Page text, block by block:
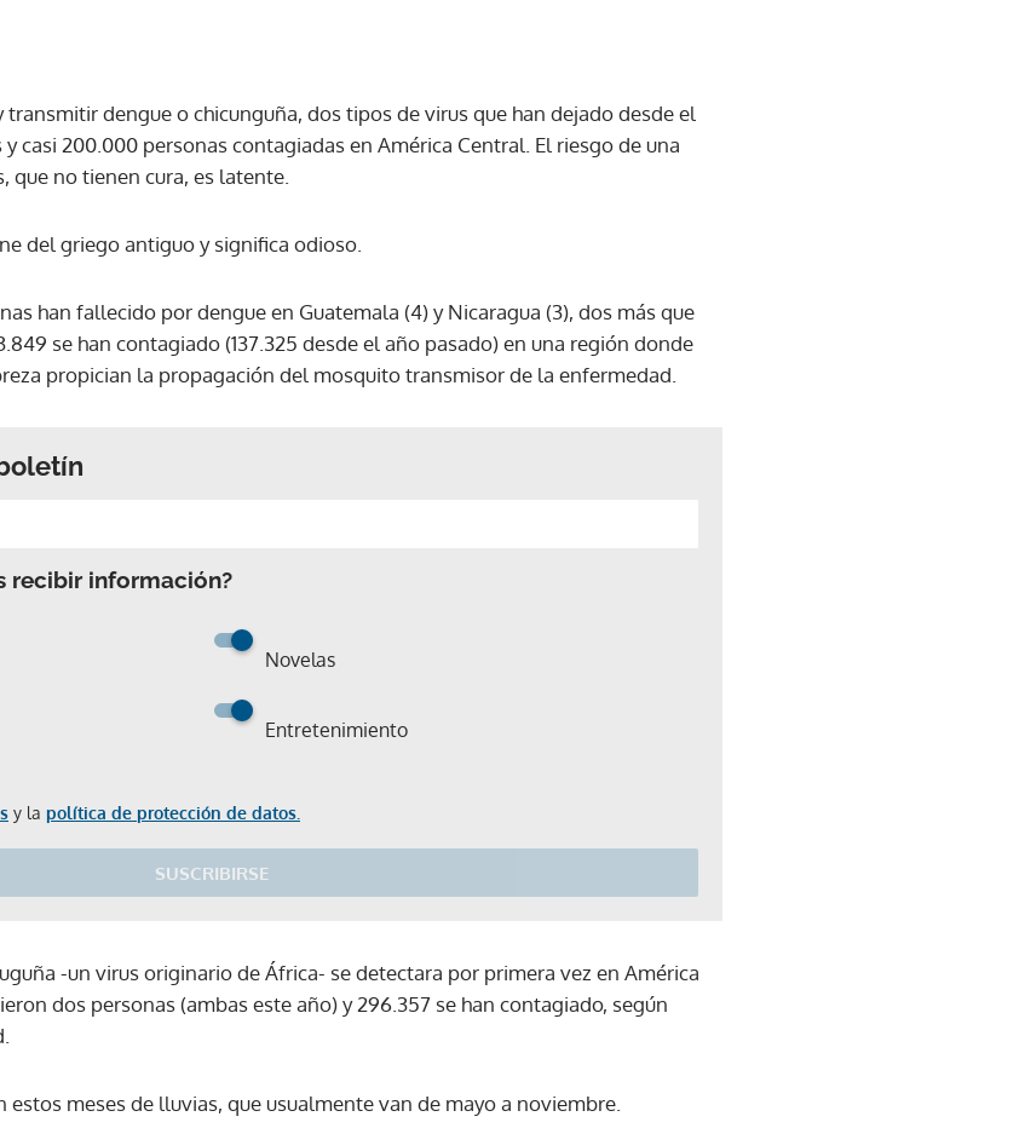
dengue o chicunguña, dos tipos de virus que han dejado desde el
casi 200.000 personas contagiadas en América Central. El riesgo de una
que no tienen cura, es latente.
del griego antiguo y significa odioso.
han fallecido por dengue en Guatemala (4) y Nicaragua (3), dos más que
se han contagiado (137.325 desde el año pasado) en una región donde
propician la propagación del mosquito transmisor de la enfermedad.
recibir información?
Novelas
Entretenimiento
y la política de protección de datos.
SUSCRIBIRSE
-un virus originario de África- se detectara por primera vez en América
dos personas (ambas este año) y 296.357 se han contagiado, según
meses de lluvias, que usualmente van de mayo a noviembre.